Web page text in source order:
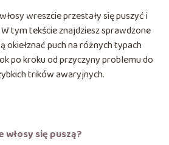
wreszcie przestały się puszyć i
tym tekście znajdziesz sprawdzone
okiełznać puch na różnych typach
po kroku od przyczyny problemu do
trików awaryjnych.
włosy się puszą?